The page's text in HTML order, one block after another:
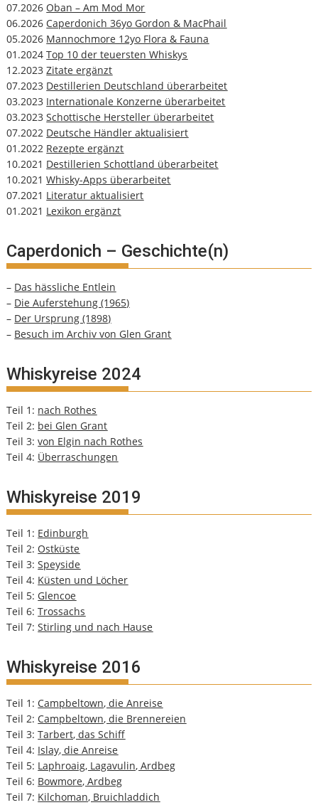
07.2026 Oban – Am Mod Mor
06.2026 Caperdonich 36yo Gordon & MacPhail
05.2026 Mannochmore 12yo Flora & Fauna
01.2024Top 10 der teuersten Whiskys
12.2023Zitate ergänzt
07.2023 Destillerien Deutschland überarbeitet
03.2023 Internationale Konzerne überarbeitet
03.2023Schottische Hersteller überarbeitet
07.2022 Deutsche Händler aktualisiert
01.2022 Rezepte ergänzt
10.2021 Destillerien Schottland überarbeitet
10.2021Whisky-Apps überarbeitet
07.2021 Literatur aktualisiert
01.2021 Lexikon ergänzt
Caperdonich – Geschichte(n)
– Das hässliche Entlein
– Die Auferstehung (1965)
– Der Ursprung (1898)
– Besuch im Archiv von Glen Grant
Whiskyreise 2024
Teil 1: nach Rothes
Teil 2: bei Glen Grant
Teil 3:von Elgin nach Rothes
Teil 4: Überraschungen
Whiskyreise 2019
Teil 1: Edinburgh
Teil 2: Ostküste
Teil 3:Speyside
Teil 4: Küsten und Löcher
Teil 5: Glencoe
Teil 6:Trossachs
Teil 7:Stirling und nach Hause
Whiskyreise 2016
Teil 1: Campbeltown, die Anreise
Teil 2: Campbeltown, die Brennereien
Teil 3:Tarbert, das Schiff
Teil 4: Islay, die Anreise
Teil 5: Laphroaig, Lagavulin, Ardbeg
Teil 6: Bowmore, Ardbeg
Teil 7: Kilchoman, Bruichladdich